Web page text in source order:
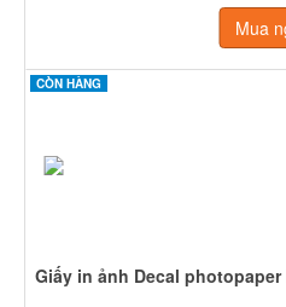
Mua
CÒN HÀNG
Giấy in ảnh Decal